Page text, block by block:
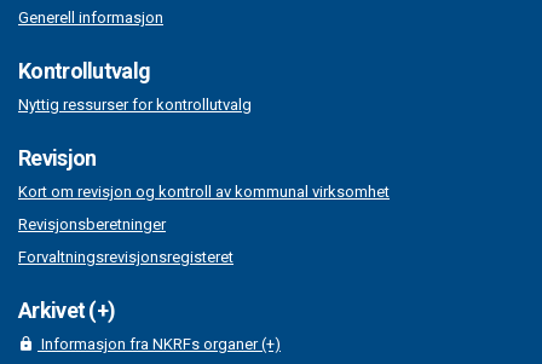
Generell informasjon
Kontrollutvalg
Nyttig ressurser for kontrollutvalg
Revisjon
Kort om revisjon og kontroll av kommunal virksomhet
Revisjonsberetninger
Forvaltningsrevisjonsregisteret
Arkivet (+)
Informasjon fra NKRFs organer (+)